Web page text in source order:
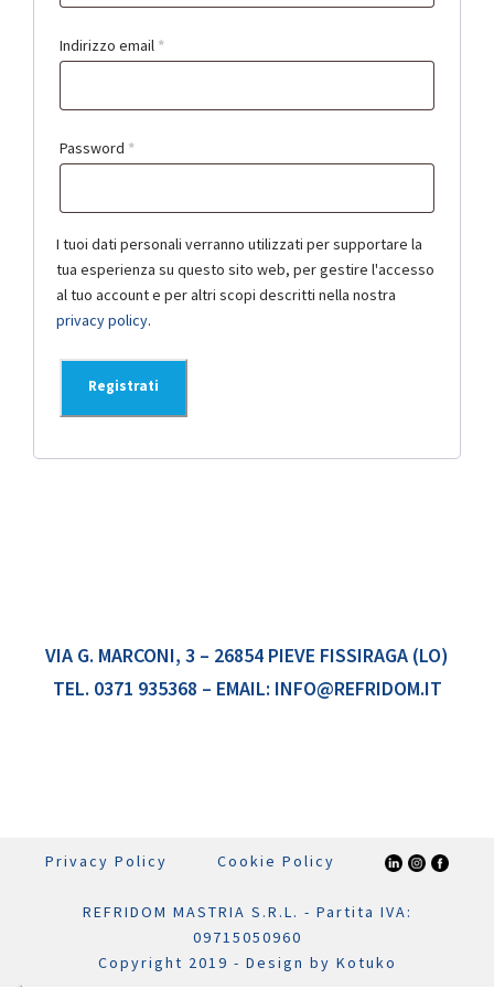
i
Indirizzo email *R
c
i
o
Password *R
c
h
i
e
s
t
o
I tuoi dati personali verranno utilizzati per supportare la
tua esperienza su questo sito web, per gestire l'accesso
al tuo account e per altri scopi descritti nella nostra
privacy policy.
Registrati
VIA G. MARCONI, 3 – 26854 PIEVE FISSIRAGA (LO)
TEL. 0371 935368 – EMAIL: INFO@REFRIDOM.IT
Privacy Policy Cookie Policy
REFRIDOM MASTRIA S.R.L. - Partita IVA:
09715050960
Copyright 2019 - Design by Kotuko